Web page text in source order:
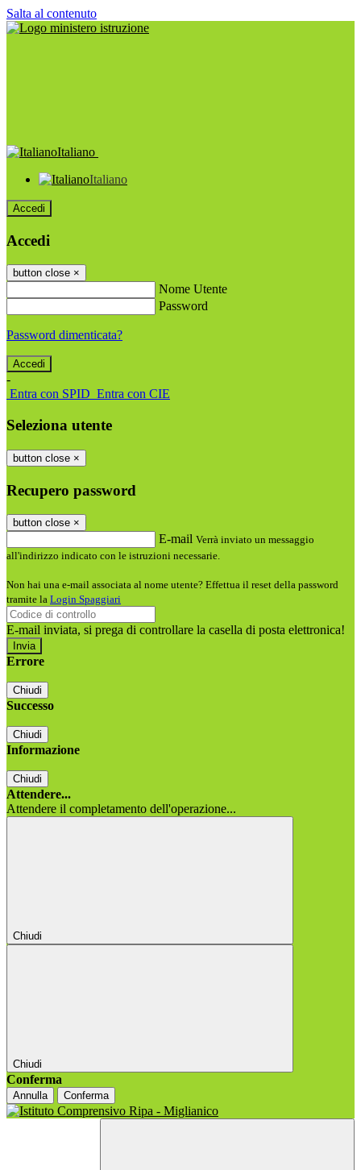
Salta al contenuto
Italiano
Italiano
Accedi
Accedi
button close ×
Nome Utente
Password
Password dimenticata?
-
Entra con SPID Entra con CIE
Seleziona utente
button close ×
Recupero password
button close ×
E-mail Verrà inviato un messaggio
all'indirizzo indicato con le istruzioni necessarie.
Non hai una e-mail associata al nome utente? Effettua il reset della password
tramite la Login Spaggiari
E-mail inviata, si prega di controllare la casella di posta elettronica!
Errore
Chiudi
Successo
Chiudi
Informazione
Chiudi
Attendere...
Attendere il completamento dell'operazione...
Chiudi
Chiudi
Conferma
Annulla Conferma